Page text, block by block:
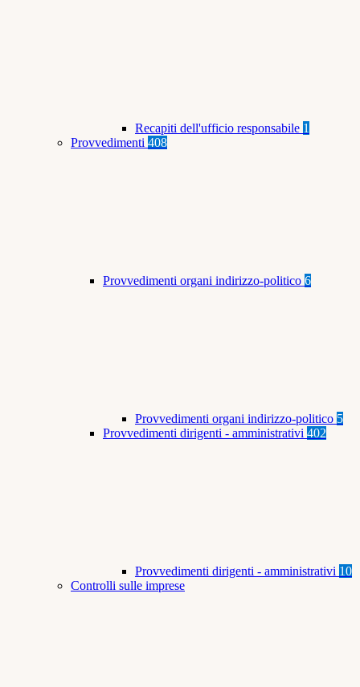
Recapiti dell'ufficio responsabile 1
Provvedimenti 408
Provvedimenti organi indirizzo-politico 6
Provvedimenti organi indirizzo-politico 5
Provvedimenti dirigenti - amministrativi 402
Provvedimenti dirigenti - amministrativi 10
Controlli sulle imprese